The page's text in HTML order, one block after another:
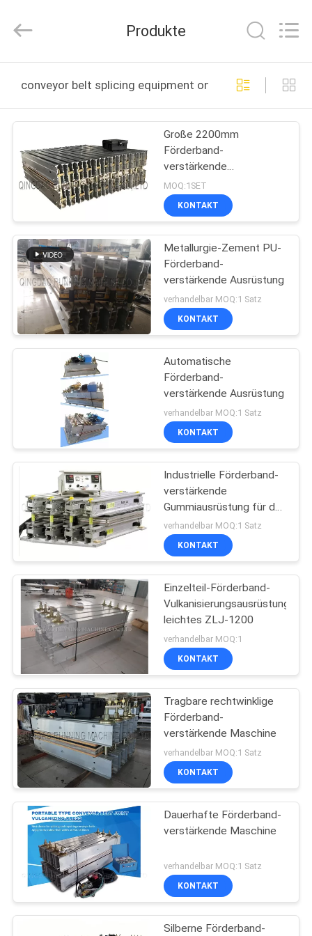
PRODUKTE
ÜBER
UNS
FABRIK-
AUSFLUG
QUALITÄTSKONTROLLE
TRETEN
VERBINDUNG
NACHRICHTEN
FÄLLE
SITEMAP
PRIVACY
POLICY
CO.,LTD.
Produkte
conveyor belt splicing equipment online manufacture
Große 2200mm
Förderband-
verstärkende
Ausrüstungs-Strom-
Heizung
MOQ:1SET
KONTAKT
Metallurgie-Zement PU-
Förderband-
verstärkende Ausrüstung
verhandelbar MOQ:1 Satz
KONTAKT
Automatische
Förderband-
verstärkende Ausrüstung
verhandelbar MOQ:1 Satz
KONTAKT
Industrielle Förderband-
verstärkende
Gummiausrüstung für das
Verstärken und die
Reparatur
verhandelbar MOQ:1 Satz
KONTAKT
Einzelteil-Förderband-
Vulkanisierungsausrüstung
leichtes ZLJ-1200
verhandelbar MOQ:1
KONTAKT
Tragbare rechtwinklige
Förderband-
verstärkende Maschine
verhandelbar MOQ:1 Satz
KONTAKT
Dauerhafte Förderband-
verstärkende Maschine
verhandelbar MOQ:1 Satz
KONTAKT
Silberne Förderband-